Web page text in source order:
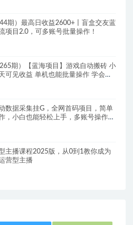
期）最高日收益2600+丨盲盒交友蓝
项目2.0，可多账号批量操作！
期）【蓝海项目】游戏自动搬砖 小
可见收益 单机也能批量操作 学会
数据采集挂G，全网首码项目，简单
，小白也能轻松上手，多账号操作，
主播课程2025版，从0到1教你成为
营型主播